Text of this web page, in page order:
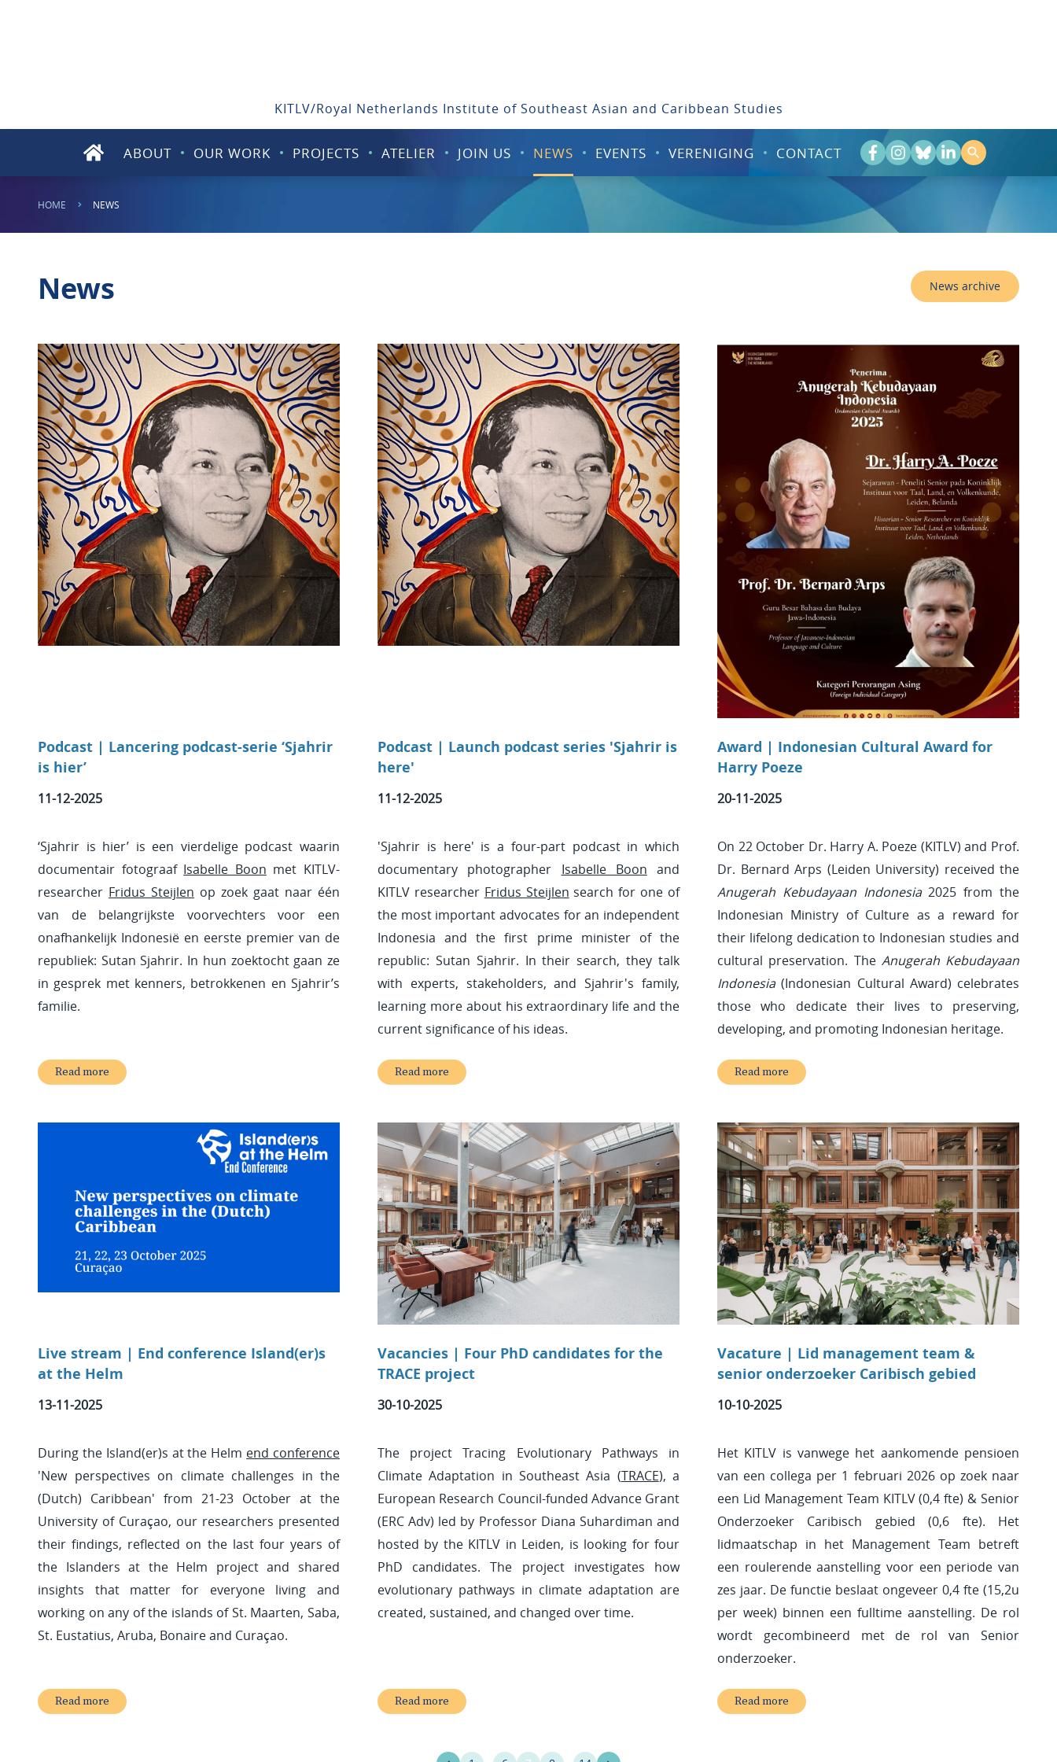
KITLV/Royal Netherlands Institute of Southeast Asian and Caribbean Studies
ABOUT OUR WORK PROJECTS ATELIER JOIN US NEWS EVENTS VERENIGING CONTACT
HOME NEWS
News News archive
Podcast | Lancering podcast-serie ‘Sjahrir
is hier’
11-12-2025
‘Sjahrir is hier’ is een vierdelige podcast waarin
documentair fotograaf Isabelle Boon met KITLV-
researcher Fridus Steijlen op zoek gaat naar één
van de belangrijkste voorvechters voor een
onafhankelijk Indonesië en eerste premier van de
republiek: Sutan Sjahrir. In hun zoektocht gaan ze
in gesprek met kenners, betrokkenen en Sjahrir’s
familie.
Read more
Podcast | Launch podcast series 'Sjahrir is
here'
11-12-2025
'Sjahrir is here' is a four-part podcast in which
documentary photographer Isabelle Boon and
KITLV researcher Fridus Steijlen search for one of
the most important advocates for an independent
Indonesia and the first prime minister of the
republic: Sutan Sjahrir. In their search, they talk
with experts, stakeholders, and Sjahrir's family,
learning more about his extraordinary life and the
current significance of his ideas.
Read more
Award | Indonesian Cultural Award for
Harry Poeze
20-11-2025
On 22 October Dr. Harry A. Poeze (KITLV) and Prof.
Dr. Bernard Arps (Leiden University) received the
Anugerah Kebudayaan Indonesia2025 from the
Indonesian Ministry of Culture as a reward for
their lifelong dedication to Indonesian studies and
cultural preservation. TheAnugerah Kebudayaan
Indonesia(Indonesian Cultural Award) celebrates
those who dedicate their lives to preserving,
developing, and promoting Indonesian heritage.
Read more
Live stream | End conference Island(er)s
at the Helm
13-11-2025
During the Island(er)s at the Helm end conference
'New perspectives on climate challenges in the
(Dutch) Caribbean' from 21-23 October at the
University of Curaçao, our researchers presented
their findings, reflected on the last four years of
the Islanders at the Helm project and shared
insights that matter for everyone living and
working on any of the islands of St. Maarten, Saba,
St. Eustatius, Aruba, Bonaire and Curaçao.
Read more
Vacancies | Four PhD candidates for the
TRACE project
30-10-2025
The project Tracing Evolutionary Pathways in
Climate Adaptation in Southeast Asia (TRACE), a
European Research Council-funded Advance Grant
(ERC Adv) led by Professor Diana Suhardiman and
hosted by the KITLV in Leiden, is looking for four
PhD candidates. The project investigates how
evolutionary pathways in climate adaptation are
created, sustained, and changed over time.
Read more
Vacature | Lid management team &
senior onderzoeker Caribisch gebied
10-10-2025
Het KITLV is vanwege het aankomende pensioen
van een collega per 1 februari 2026 op zoek naar
een Lid Management Team KITLV (0,4 fte) & Senior
Onderzoeker Caribisch gebied (0,6 fte). Het
lidmaatschap in het Management Team betreft
een roulerende aanstelling voor een periode van
zes jaar. De functie beslaat ongeveer 0,4 fte (15,2u
per week) binnen een fulltime aanstelling. De rol
wordt gecombineerd met de rol van Senior
onderzoeker.
Read more